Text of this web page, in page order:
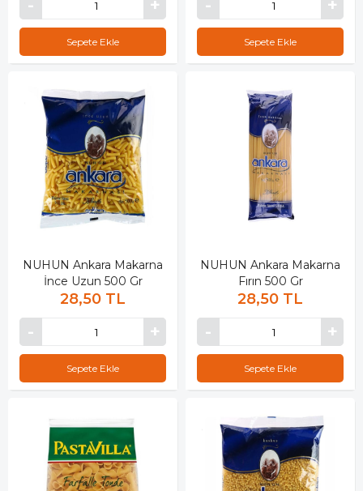
Sepete Ekle Sepete Ekle
NUHUN Ankara Makarna
İnce Uzun 500 Gr
28,50 TL
Sepete Ekle
NUHUN Ankara Makarna
Fırın 500 Gr
28,50 TL
Sepete Ekle